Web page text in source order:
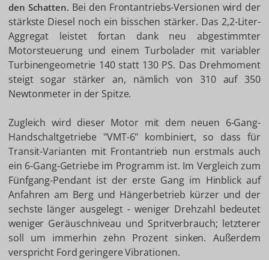
den Schatten. Bei den Frontantriebs-Versionen wird der
stärkste Diesel noch ein bisschen stärker. Das 2,2-Liter-
Aggregat leistet fortan dank neu abgestimmter
Motorsteuerung und einem Turbolader mit variabler
Turbinengeometrie 140 statt 130 PS. Das Drehmoment
steigt sogar stärker an, nämlich von 310 auf 350
Newtonmeter in der Spitze.
Zugleich wird dieser Motor mit dem neuen 6-Gang-
Handschaltgetriebe "VMT-6" kombiniert, so dass für
Transit-Varianten mit Frontantrieb nun erstmals auch
ein 6-Gang-Getriebe im Programm ist. Im Vergleich zum
Fünfgang-Pendant ist der erste Gang im Hinblick auf
Anfahren am Berg und Hängerbetrieb kürzer und der
sechste länger ausgelegt - weniger Drehzahl bedeutet
weniger Geräuschniveau und Spritverbrauch; letzterer
soll um immerhin zehn Prozent sinken. Außerdem
verspricht Ford geringere Vibrationen.